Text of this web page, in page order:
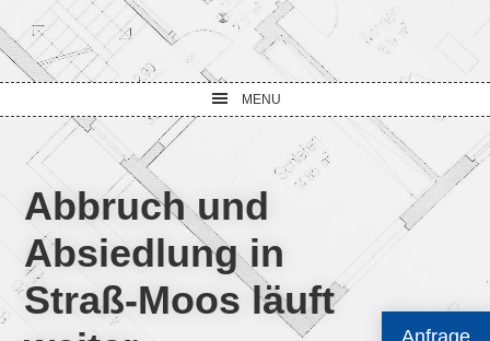
Anfrage
MENU
Abbruch und
Absiedlung in
Straß-Moos läuft